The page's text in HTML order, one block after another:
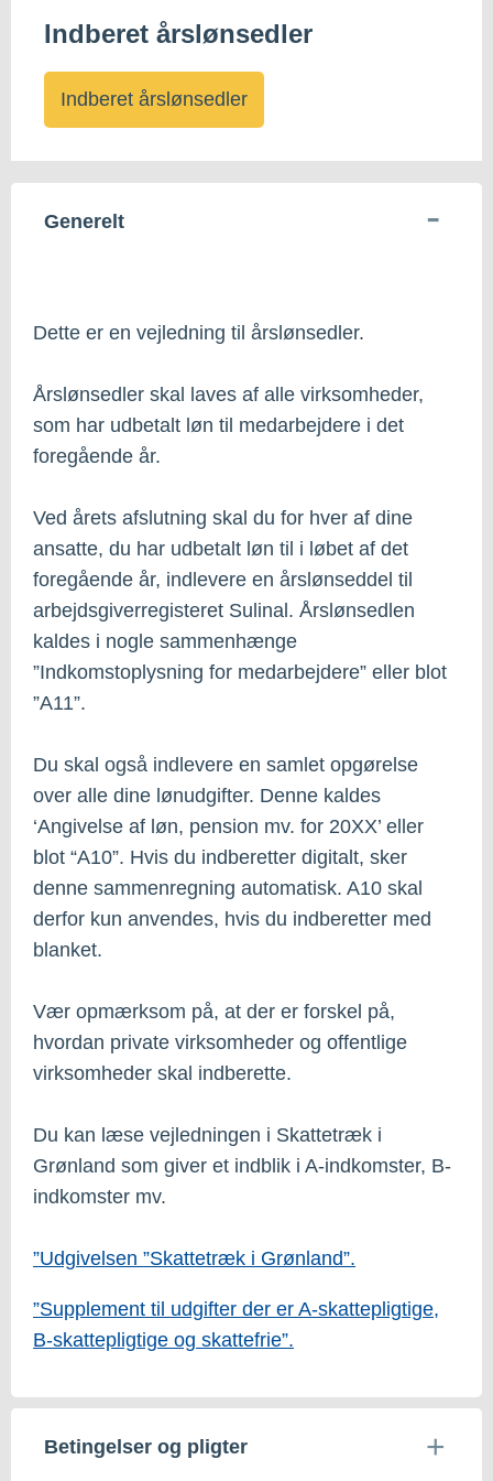
Indberet årslønsedler
Indberet årslønsedler
Generelt
Dette er en vejledning til årslønsedler.
Årslønsedler skal laves af alle virksomheder,
som har udbetalt løn til medarbejdere i det
foregående år.
Ved årets afslutning skal du for hver af dine
ansatte, du har udbetalt løn til i løbet af det
foregående år, indlevere en årslønseddel til
arbejdsgiverregisteret Sulinal. Årslønsedlen
kaldes i nogle sammenhænge
”Indkomstoplysning for medarbejdere” eller blot
”A11”.
Du skal også indlevere en samlet opgørelse
over alle dine lønudgifter. Denne kaldes
‘Angivelse af løn, pension mv. for 20XX’ eller
blot “A10”. Hvis du indberetter digitalt, sker
denne sammenregning automatisk. A10 skal
derfor kun anvendes, hvis du indberetter med
blanket.
Vær opmærksom på, at der er forskel på,
hvordan private virksomheder og offentlige
virksomheder skal indberette.
Du kan læse vejledningen i Skattetræk i
Grønland som giver et indblik i A-indkomster, B-
indkomster mv.
”Udgivelsen ”Skattetræk i Grønland”.
”Supplement til udgifter der er A-skattepligtige,
B-skattepligtige og skattefrie”.
Betingelser og pligter